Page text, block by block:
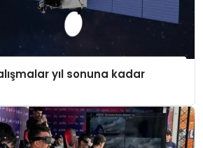
yıl sonuna kadar